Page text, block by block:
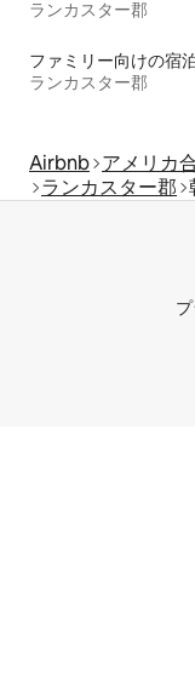
ランカスター郡
ファミリー向けの宿
ランカスター郡
Airbnb アメリカ
ランカスター郡